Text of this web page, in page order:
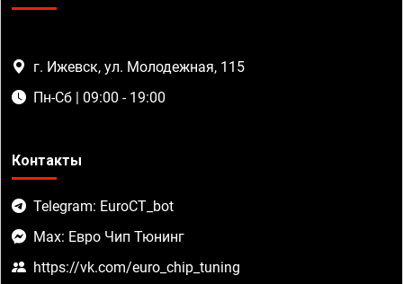
г. Ижевск, ул. Молодежная, 115
Пн-Сб | 09:00 - 19:00
Контакты
Telegram: EuroCT_bot
Max: Евро Чип Тюнинг
https://vk.com/euro_chip_tuning